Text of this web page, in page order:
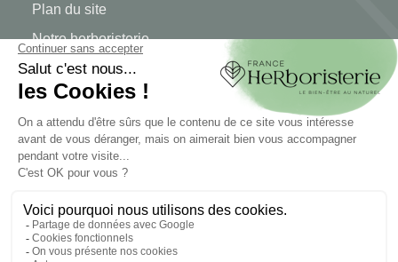
Plan du site
Notre herboristerie
Livraison
Paiement sécurisé
MENTIONS LÉGALES
Conditions générales de vente